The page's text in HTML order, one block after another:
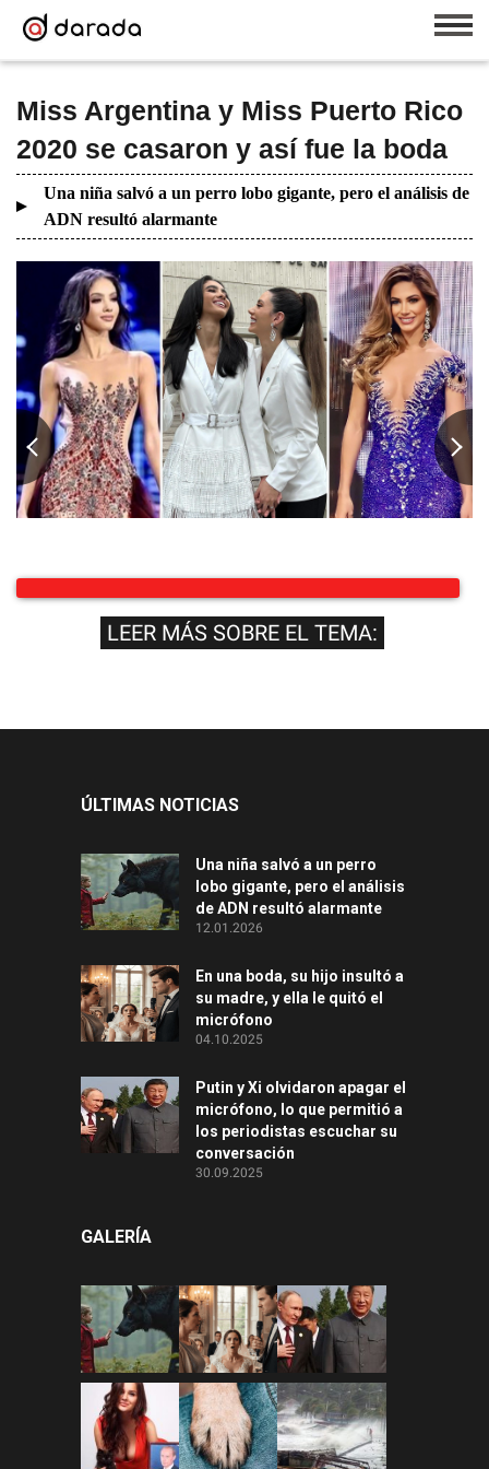
Miss Argentina y Miss Puerto Rico
2020 se casaron y así fue la boda
Una niña salvó a un perro lobo gigante, pero el análisis de
ADN resultó alarmante
LEER MÁS SOBRE EL TEMA:
ÚLTIMAS NOTICIAS
Una niña salvó a un perro
lobo gigante, pero el análisis
de ADN resultó alarmante
12.01.2026
En una boda, su hijo insultó a
su madre, y ella le quitó el
micrófono
04.10.2025
Putin y Xi olvidaron apagar el
micrófono, lo que permitió a
los periodistas escuchar su
conversación
30.09.2025
GALERÍA